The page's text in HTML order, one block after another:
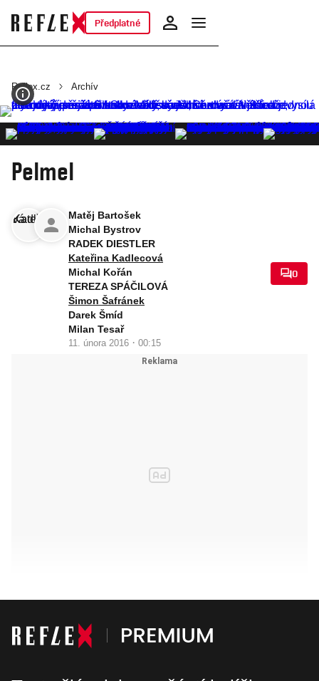
Předplatné
Reflex.cz Archív
Pelmel
Matěj Bartošek
Michal Bystrov
RADEK DIESTLER
Kateřina Kadlecová
Michal Kořán
TEREZA SPÁČILOVÁ
Šimon Šafránek
Darek Šmíd
Milan Tesař
11. února 2016 · 00:15
0